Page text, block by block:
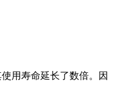
用寿命延长了数倍。因